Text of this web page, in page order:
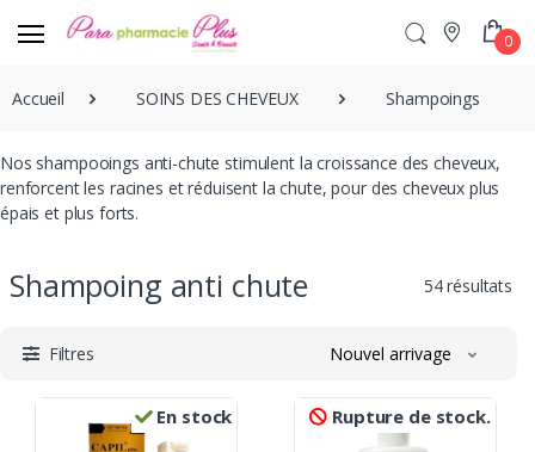
0
Accueil SOINS DES CHEVEUX Shampoings
Nos shampooings anti-chute stimulent la croissance des cheveux,
renforcent les racines et réduisent la chute, pour des cheveux plus
épais et plus forts.
Shampoing anti chute 54 résultats
Filtres Nouvel arrivage
En stock Rupture de stock.